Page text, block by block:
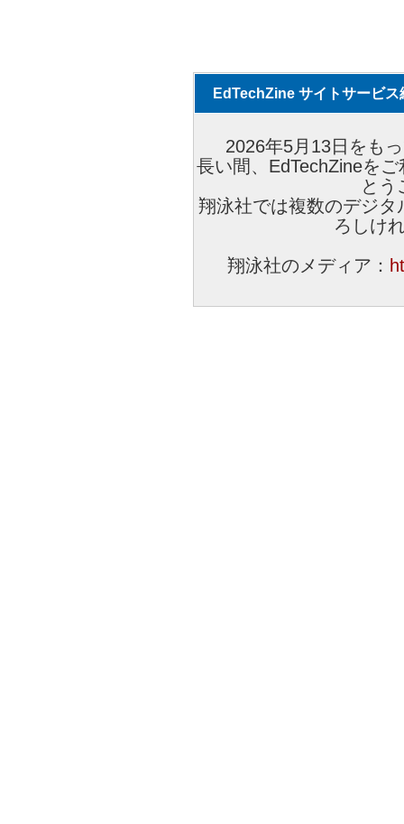
EdTechZine サイトサービス
2026年5月13日をも
長い間、EdTechZineを
とう
翔泳社では複数のデジ
ろしけ
翔泳社のメディア：